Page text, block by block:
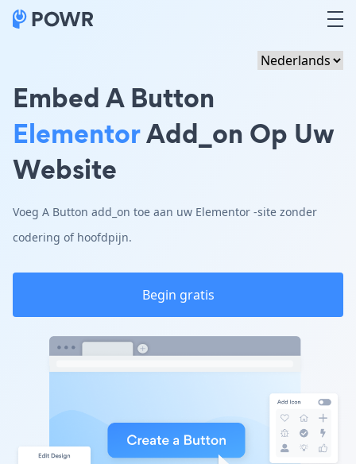
Embed A Button
ElementorAdd_on Op Uw
Website
Voeg A Button add_on toe aan uw Elementor -site zonder
codering of hoofdpijn.
Begin gratis